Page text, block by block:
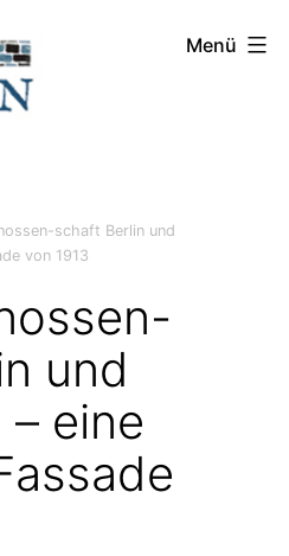
Menü
schaft Berlin und
von 1913
und
eine